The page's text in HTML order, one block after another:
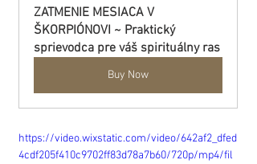
ZATMENIE MESIACA V
ŠKORPIÓNOVI ~ Praktický
sprievodca pre váš spirituálny ras
Buy Now
https://video.wixstatic.com/video/642af2_dfed
4cdf205f410c9702ff83d78a7b60/720p/mp4/fil